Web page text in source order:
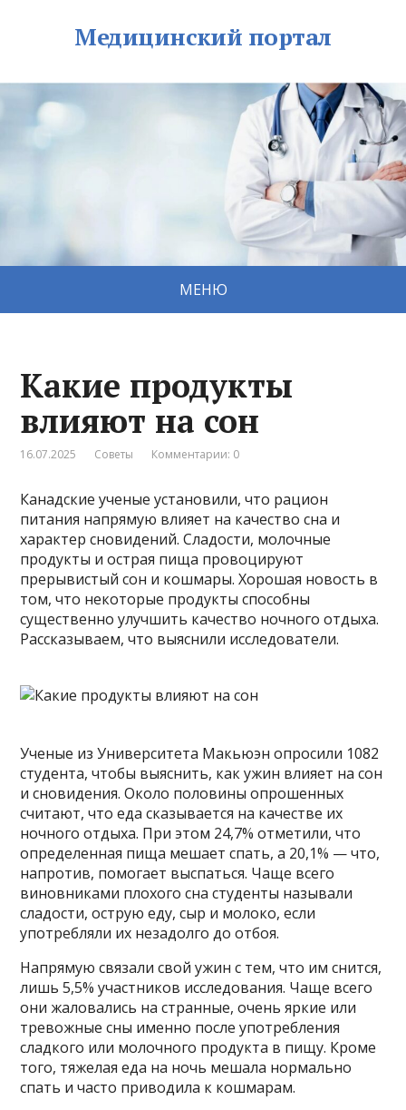
Медицинский портал
МЕНЮ
Какие продукты
влияют на сон
16.07.2025 Советы Комментарии: 0
Канадские ученые установили, что рацион
питания напрямую влияет на качество сна и
характер сновидений. Сладости, молочные
продукты и острая пища провоцируют
прерывистый сон и кошмары. Хорошая новость в
том, что некоторые продукты способны
существенно улучшить качество ночного отдыха.
Рассказываем, что выяснили исследователи.
Ученые из Университета Макьюэн опросили 1082
студента, чтобы выяснить, как ужин влияет на сон
и сновидения. Около половины опрошенных
считают, что еда сказывается на качестве их
ночного отдыха. При этом 24,7% отметили, что
определенная пища мешает спать, а 20,1% — что,
напротив, помогает выспаться. Чаще всего
виновниками плохого сна студенты называли
сладости, острую еду, сыр и молоко, если
употребляли их незадолго до отбоя.
Напрямую связали свой ужин с тем, что им снится,
лишь 5,5% участников исследования. Чаще всего
они жаловались на странные, очень яркие или
тревожные сны именно после употребления
сладкого или молочного продукта в пищу. Кроме
того, тяжелая еда на ночь мешала нормально
спать и часто приводила к кошмарам.